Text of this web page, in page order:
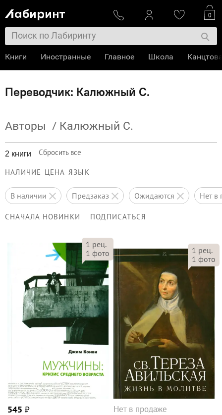
Переводчик: Калюжный С.
Авторы / Калюжный С.
2 книги Сбросить все
НАЛИЧИЕ ЦЕНА ЯЗЫК
в наличии предзаказ ожидаются нет
СНАЧАЛА НОВИНКИ ПОДПИСАТЬСЯ
1 рец.
1 фото
545 ₽
1 рец.
1 фото
Нет в продаже
0
Книги Иностранные Главное Школа